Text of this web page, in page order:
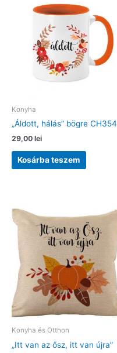
Konyha
„Áldott, hálás” bögre CH354
29,00 lei
Kosárba teszem
Konyha és Otthon
„Itt van az ősz, itt van újra”